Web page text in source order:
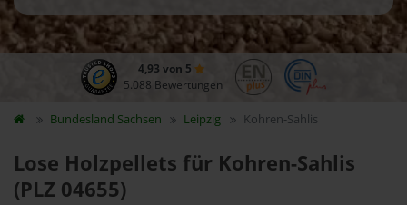
4,93 von 5
5.088 Bewertungen
Bundesland Sachsen Leipzig Kohren-Sahlis
Lose Holzpellets für Kohren-Sahlis
(PLZ 04655)